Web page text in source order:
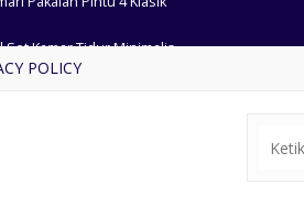
Jam Hias Kayu Jati Solid
Pakaian Jati Pintu Kaca
POLICY